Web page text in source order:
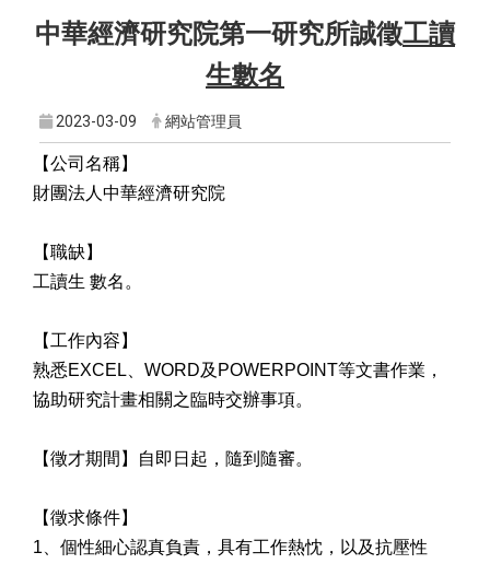
中華經濟研究院第一研究所誠徵工讀
生數名
2023-03-09 網站管理員
【公司名稱】
財團法人中華經濟研究院
【職缺】
工讀生 數名。
【工作內容】
熟悉EXCEL、WORD及POWERPOINT等文書作業，
協助研究計畫相關之臨時交辦事項。
【徵才期間】自即日起，隨到隨審。
【徵求條件】
1、個性細心認真負責，具有工作熱忱，以及抗壓性